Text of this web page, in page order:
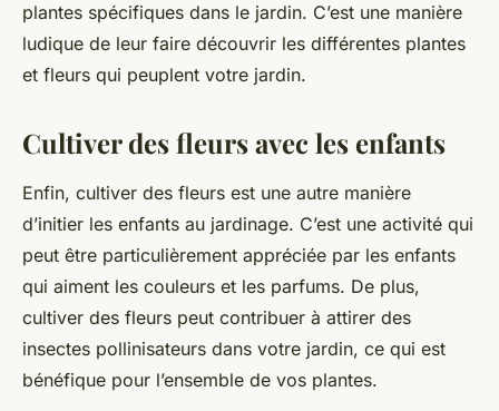
plantes spécifiques dans le jardin. C’est une manière
ludique de leur faire découvrir les différentes plantes
et fleurs qui peuplent votre jardin.
Cultiver des fleurs avec les enfants
Enfin, cultiver des fleurs est une autre manière
d’initier les enfants au jardinage. C’est une activité qui
peut être particulièrement appréciée par les enfants
qui aiment les couleurs et les parfums. De plus,
cultiver des fleurs peut contribuer à attirer des
insectes pollinisateurs dans votre jardin, ce qui est
bénéfique pour l’ensemble de vos plantes.